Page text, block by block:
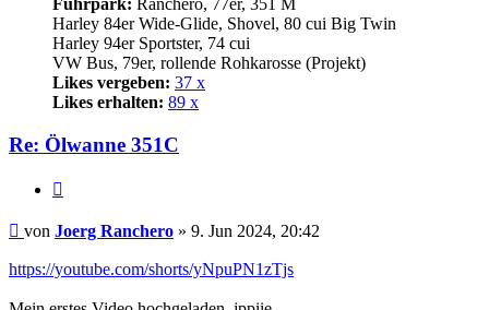
Harley 84er Wide-Glide, Shovel, 80 cui Big Twin
Harley 94er Sportster, 74 cui
VW Bus, 79er, rollende Rohkarosse (Projekt)
Likes vergeben: 37 x
Likes erhalten: 89 x
Re: Ölwanne 351C
Beitrag
von Joerg Ranchero » 9. Jun 2024, 20:42
https://youtube.com/shorts/yNpuPN1zTjs